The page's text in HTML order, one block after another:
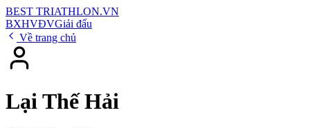
BEST TRIATHLON.VN
BXHVĐVGiải đấu
Về trang chủ
Lại Thế Hải